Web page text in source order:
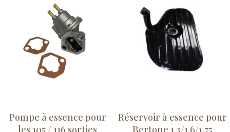
Pompe à essence pour
Réservoir à essence pour